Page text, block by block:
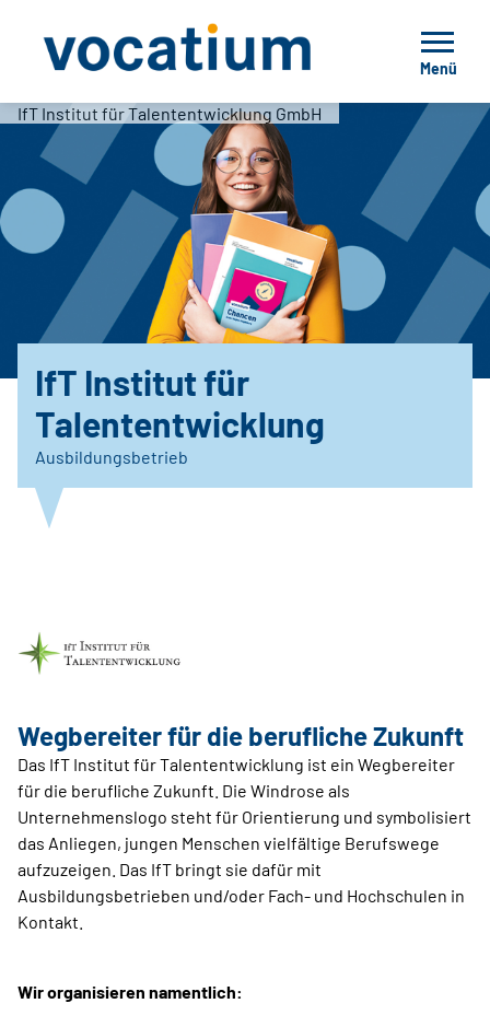
Menü
IfT Institut für Talententwicklung GmbH
IfT Institut für
Talententwicklung
Ausbildungsbetrieb
Wegbereiter für die berufliche Zukunft
Das IfT Institut für Talententwicklung ist ein Wegbereiter
für die berufliche Zukunft. Die Windrose als
Unternehmenslogo steht für Orientierung und symbolisiert
das Anliegen, jungen Menschen vielfältige Berufswege
aufzuzeigen. Das IfT bringt sie dafür mit
Ausbildungsbetrieben und/oder Fach- und Hochschulen in
Kontakt.
Wir organisieren namentlich: